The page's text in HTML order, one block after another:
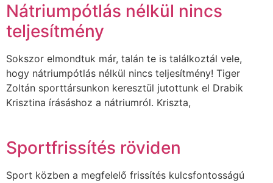
Nátriumpótlás nélkül nincs
teljesítmény
Sokszor elmondtuk már, talán te is találkoztál vele,
hogy nátriumpótlás nélkül nincs teljesítmény! Tiger
Zoltán sporttársunkon keresztül jutottunk el Drabik
Krisztina írásáshoz a nátriumról. Kriszta,
Sportfrissítés röviden
Sport közben a megfelelő frissítés kulcsfontosságú